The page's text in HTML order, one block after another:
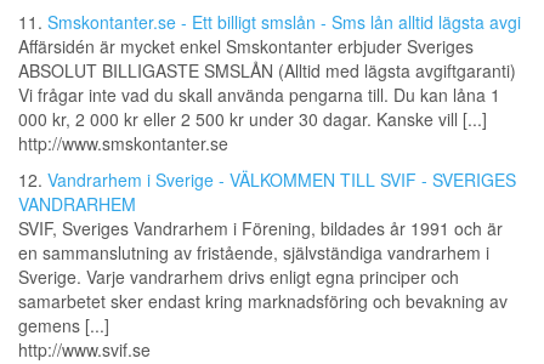
11. Smskontanter.se - Ett billigt smslån - Sms lån alltid lägsta avgi
Affärsidén är mycket enkel Smskontanter erbjuder Sveriges
ABSOLUT BILLIGASTE SMSLÅN (Alltid med lägsta avgiftgaranti)
Vi frågar inte vad du skall använda pengarna till. Du kan låna 1
000 kr, 2 000 kr eller 2 500 kr under 30 dagar. Kanske vill [...]
http://www.smskontanter.se
12. Vandrarhem i Sverige - VÄLKOMMEN TILL SVIF - SVERIGES
VANDRARHEM
SVIF, Sveriges Vandrarhem i Förening, bildades år 1991 och är
en sammanslutning av fristående, självständiga vandrarhem i
Sverige. Varje vandrarhem drivs enligt egna principer och
samarbetet sker endast kring marknadsföring och bevakning av
gemens [...]
http://www.svif.se